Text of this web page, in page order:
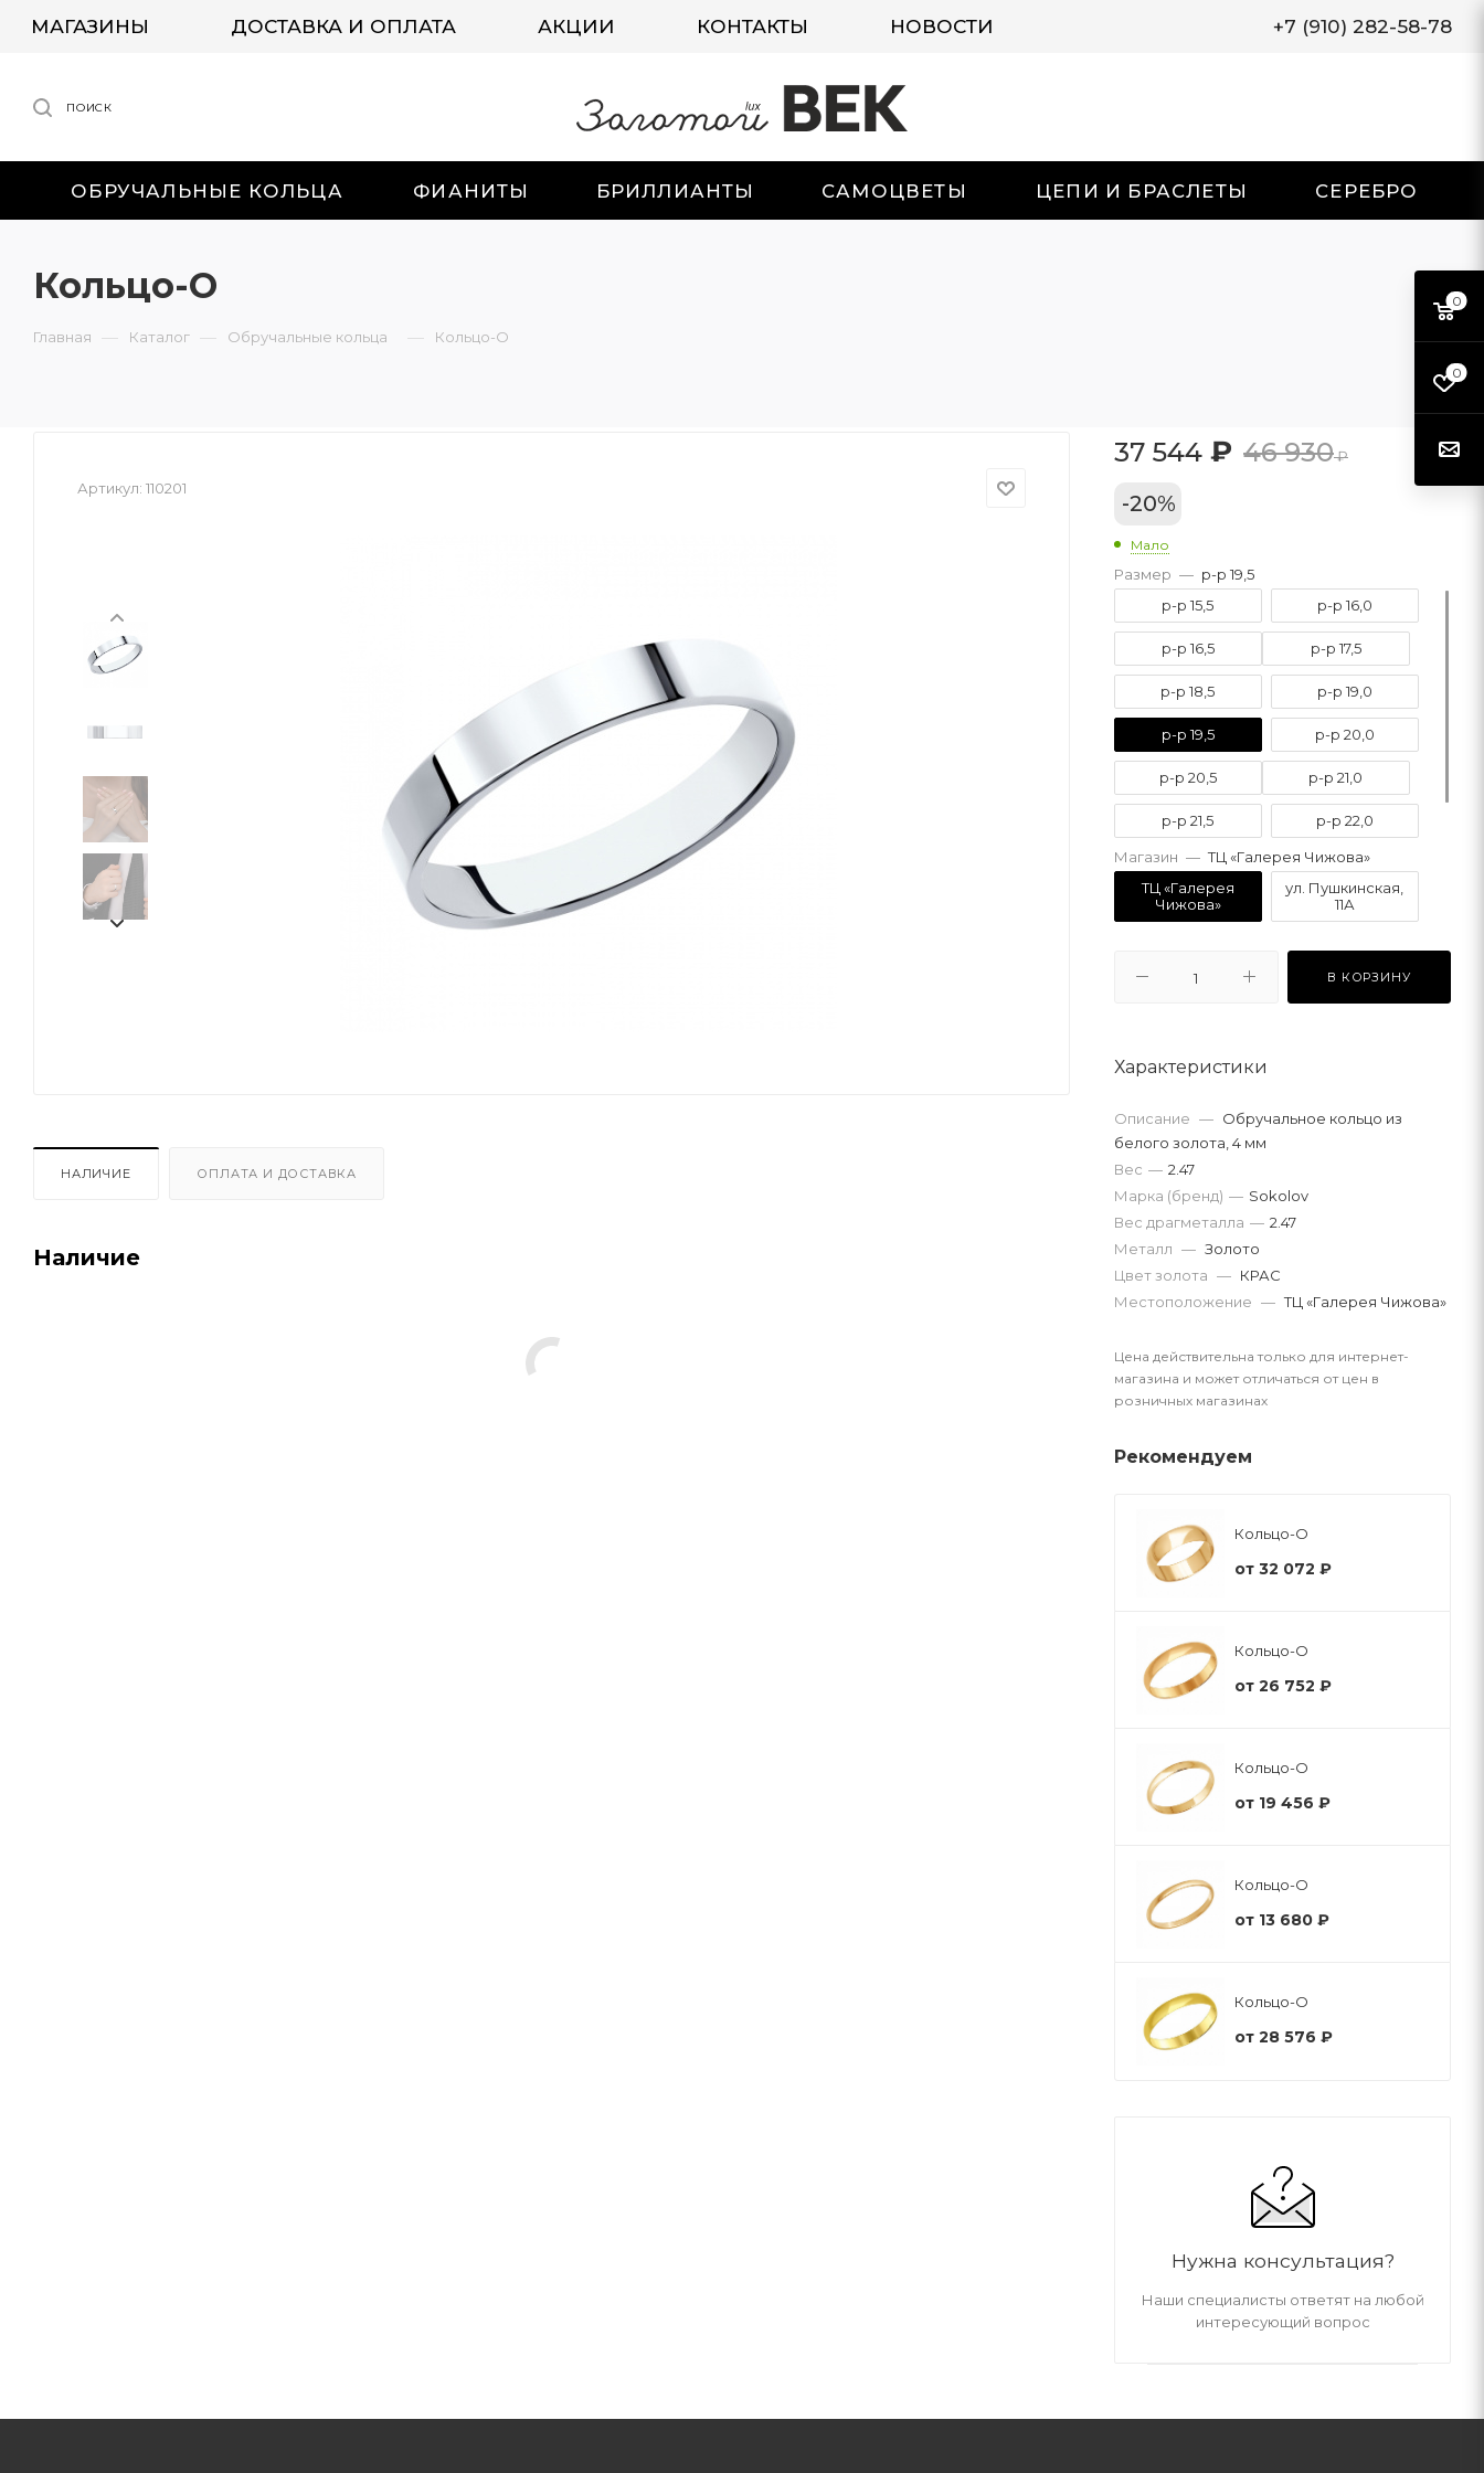
МАГАЗИНЫ ДОСТАВКА И ОПЛАТА АКЦИИ КОНТАКТЫ НОВОСТИ +7 (910) 282-58-78
ПОИСК
ОБРУЧАЛЬНЫЕ КОЛЬЦА ФИАНИТЫ БРИЛЛИАНТЫ САМОЦВЕТЫ ЦЕПИ И БРАСЛЕТЫ СЕРЕБРО
Кольцо-О
Главная — Каталог — Обручальные кольца — Кольцо-О
Артикул: 110201
НАЛИЧИЕ ОПЛАТА И ДОСТАВКА
Наличие
37 544 ₽ 46 930₽
-20%
Мало
Размер — р-р 19,5
р-р 15,5
р-р 16,0
р-р 16,5 р-р 17,5
р-р 18,5 р-р 19,0
р-р 19,5 р-р 20,0
р-р 20,5 р-р 21,0
р-р 21,5 р-р 22,0
р-р 22,5 р-р 23,0
Магазин — ТЦ «Галерея Чижова»
ТЦ «Галерея
Чижова»
ул. Пушкинская,
11А
В КОРЗИНУ
Характеристики
Описание — Обручальное кольцо из
белого золота, 4 мм
Вес драгметалла — 2.47
Марка (бренд) — Sokolov
Вес — 2.47
Металл — Золото
Цвет золота — КРАС
Местоположение — ТЦ «Галерея Чижова»
Цена действительна только для интернет-
магазина и может отличаться от цен в
розничных магазинах
Рекомендуем
Кольцо-О
от 32 072 ₽
Кольцо-О
от 26 752 ₽
Кольцо-О
от 19 456 ₽
Кольцо-О
от 13 680 ₽
Кольцо-О
от 28 576 ₽
Нужна консультация?
Наши специалисты ответят на любой
интересующий вопрос
0
0